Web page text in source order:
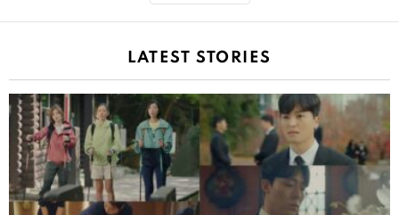
LATEST STORIES